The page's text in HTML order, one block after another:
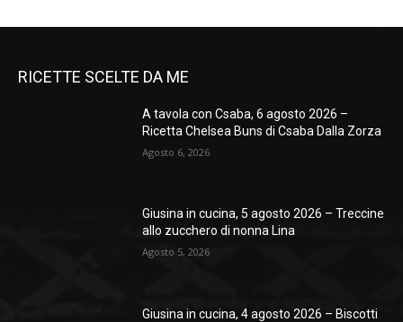
RICETTE SCELTE DA ME
A tavola con Csaba, 6 agosto 2026 –
Ricetta Chelsea Buns di Csaba Dalla Zorza
Agosto 6, 2026
Giusina in cucina, 5 agosto 2026 – Treccine
allo zucchero di nonna Lina
Agosto 5, 2026
Giusina in cucina, 4 agosto 2026 – Biscotti